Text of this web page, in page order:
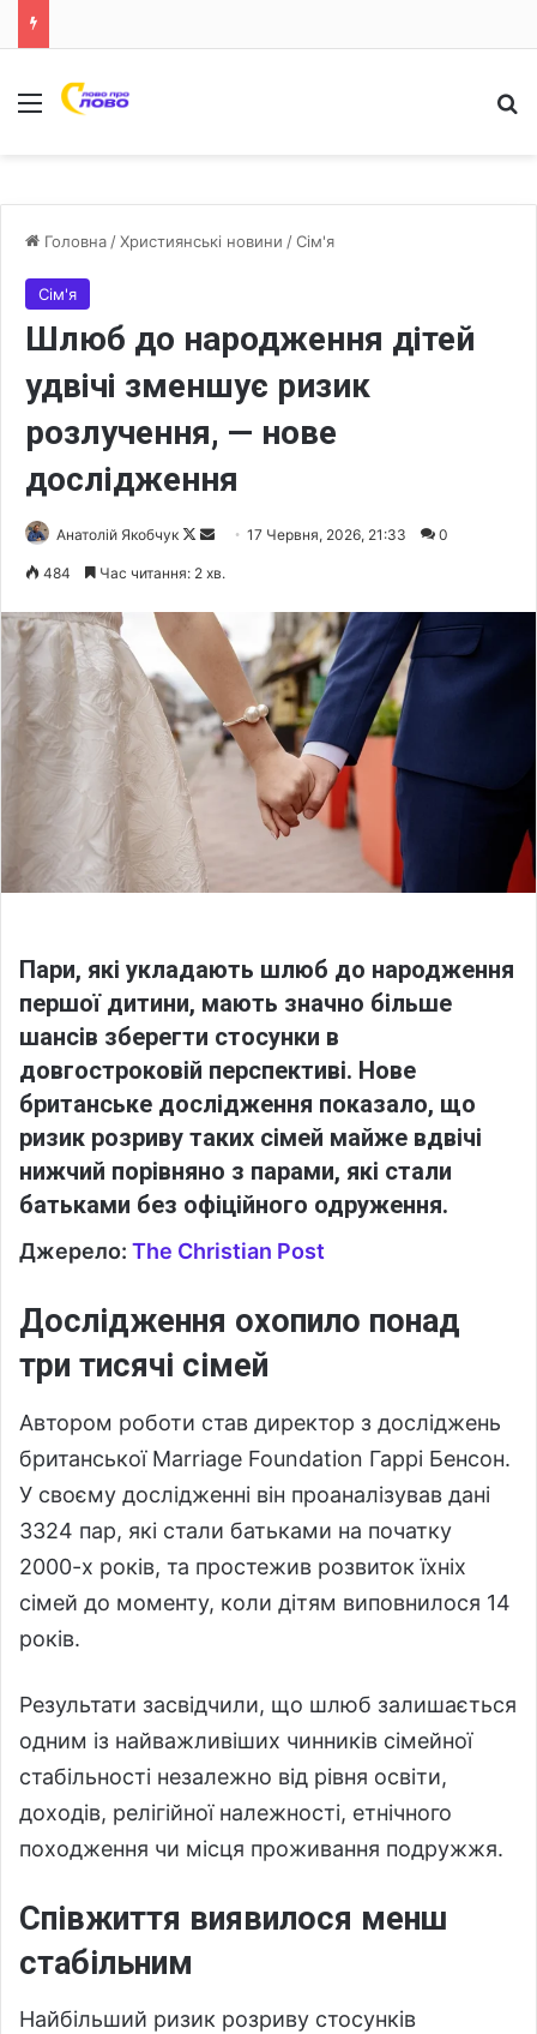
Меню
Головна /Християнські новини /Сім'я
Сім'я
Шлюб до народження дітей
удвічі зменшує ризик
розлучення, — нове
дослідження
Анатолій Якобчук
F
o
o
n
d
e
m
a
17 Червня, 2026, 21:33 0
484 Час читання: 2 хв.
Пари, які укладають шлюб до народження
першої дитини, мають значно більше
шансів зберегти стосунки в
довгостроковій перспективі. Нове
британське дослідження показало, що
ризик розриву таких сімей майже вдвічі
нижчий порівняно з парами, які стали
батьками без офіційного одруження.
Джерело: The Christian Post
Дослідження охопило понад
три тисячі сімей
Автором роботи став директор з досліджень
британської Marriage Foundation Гаррі Бенсон.
У своєму дослідженні він проаналізував дані
3324 пар, які стали батьками на початку
2000-х років, та простежив розвиток їхніх
сімей до моменту, коли дітям виповнилося 14
років.
Результати засвідчили, що шлюб залишається
одним із найважливіших чинників сімейної
стабільності незалежно від рівня освіти,
доходів, релігійної належності, етнічного
походження чи місця проживання подружжя.
Співжиття виявилося менш
стабільним
Найбільший ризик розриву стосунків